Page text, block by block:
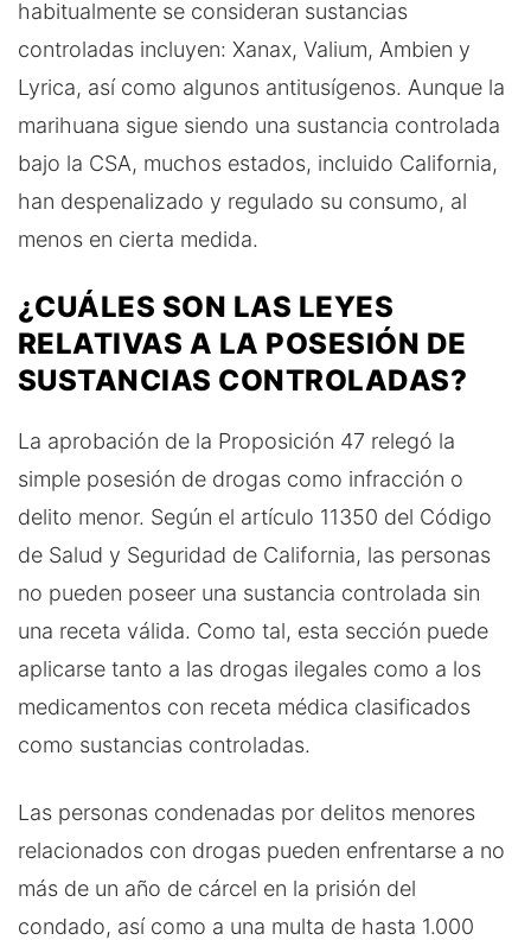
habitualmente se consideran sustancias
controladas incluyen: Xanax, Valium, Ambien y
Lyrica, así como algunos antitusígenos. Aunque la
marihuana sigue siendo una sustancia controlada
bajo la CSA, muchos estados, incluido California,
han despenalizado y regulado su consumo, al
menos en cierta medida.
¿CUÁLES SON LAS LEYES
RELATIVAS A LA POSESIÓN DE
SUSTANCIAS CONTROLADAS?
La aprobación de la Proposición 47 relegó la
simple posesión de drogas como infracción o
delito menor. Según el artículo 11350 del Código
de Salud y Seguridad de California, las personas
no pueden poseer una sustancia controlada sin
una receta válida. Como tal, esta sección puede
aplicarse tanto a las drogas ilegales como a los
medicamentos con receta médica clasificados
como sustancias controladas.
Las personas condenadas por delitos menores
relacionados con drogas pueden enfrentarse a no
más de un año de cárcel en la prisión del
condado, así como a una multa de hasta 1.000